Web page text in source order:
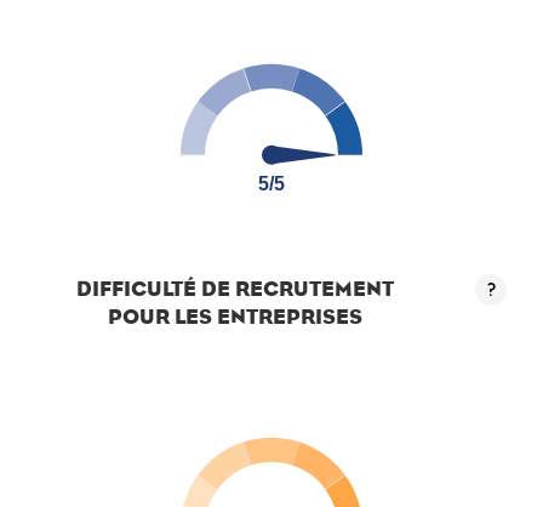
5/5
5/5
DIFFICULTÉ DE RECRUTEMENT
POUR LES ENTREPRISES
?